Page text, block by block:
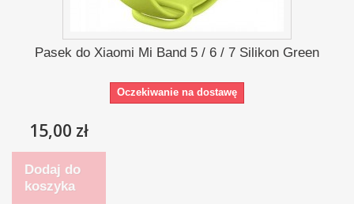
Pasek do Xiaomi Mi Band 5 / 6 / 7 Silikon Green
Oczekiwanie na dostawę
15,00 zł
Dodaj do
koszyka